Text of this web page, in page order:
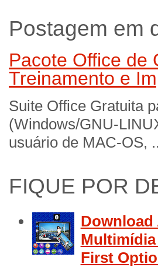
Postagem em
Pacote Office de
Treinamento e
Suite Office Gratuita
(Windows/GNU-
usuário de MAC-OS,
FIQUE POR
Download
First